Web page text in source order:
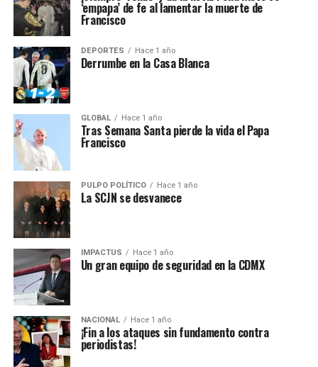
‘empapa’ de fe al lamentar la muerte de
Francisco
DEPORTES Hace 1 año
Derrumbe en la Casa Blanca
GLOBAL Hace 1 año
Tras Semana Santa pierde la vida el Papa
Francisco
PULPO POLÍTICO Hace 1 año
La SCJN se desvanece
IMPACTUS Hace 1 año
Un gran equipo de seguridad en la CDMX
NACIONAL Hace 1 año
¡Fin a los ataques sin fundamento contra
periodistas!